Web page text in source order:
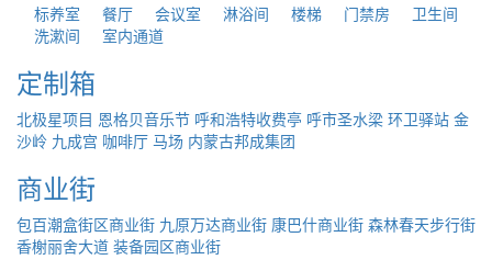
标养室 餐厅 会议室 淋浴间 楼梯 门禁房
卫生间
洗漱间
室内通道
定制箱
北极星项目 恩格贝音乐节 呼和浩特收费亭 呼市圣水梁 环卫驿站 金
沙岭 九成宫 咖啡厅 马场 内蒙古邦成集团
商业街
包百潮盒街区商业街 九原万达商业街 康巴什商业街 森林春天步行街
香榭丽舍大道 装备园区商业街